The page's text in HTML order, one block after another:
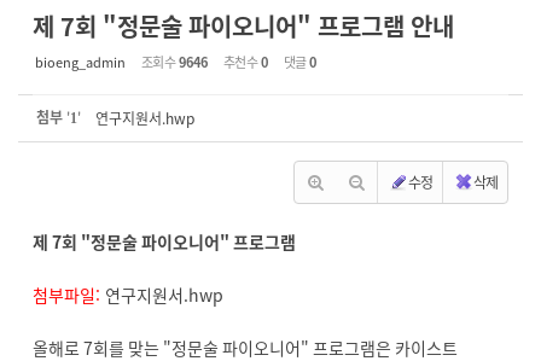
학부생 국제학술대회 참관프로그램
제 7회 "정문술 파이오니어" 프로그램 안내
bioeng_admin 조회 수9646 추천 수0 댓글0
첨부 '1' 연구지원서.hwp
수정 삭제
제 7회 "정문술 파이오니어" 프로그램
첨부파일: 연구지원서.hwp
올해로 7회를 맞는 "정문술 파이오니어" 프로그램은 카이스트